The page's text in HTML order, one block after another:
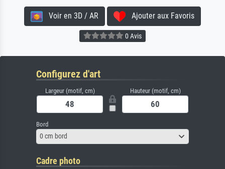
Voir en 3D / AR Ajouter aux Favoris
0 Avis
Configurez d'art
Largeur (motif, cm) Hauteur (motif, cm)
Bord
0 cm bord
Cadre photo